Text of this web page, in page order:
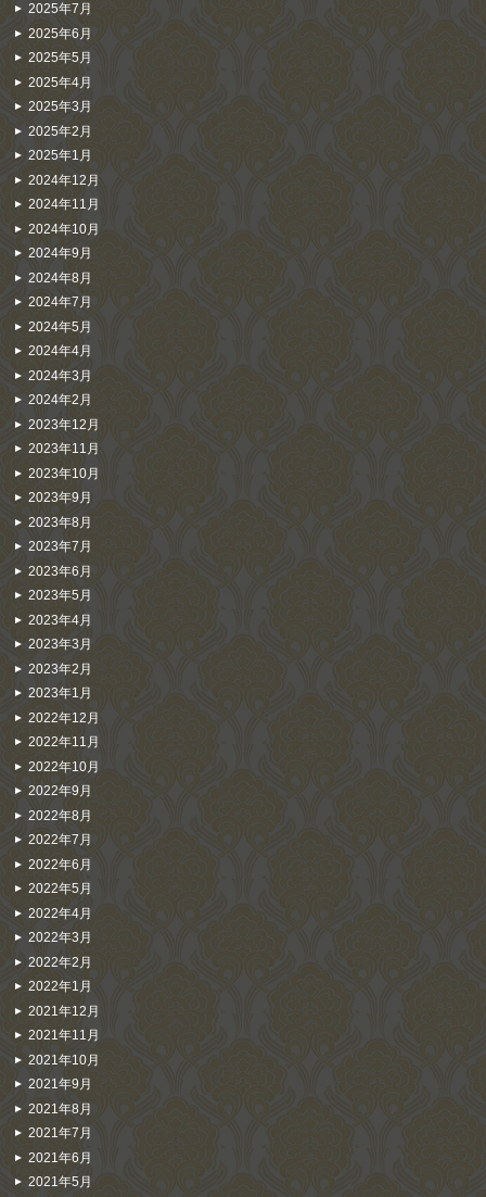
2025年7月
2025年6月
2025年5月
2025年4月
2025年3月
2025年2月
2025年1月
2024年12月
2024年11月
2024年10月
2024年9月
2024年8月
2024年7月
2024年5月
2024年4月
2024年3月
2024年2月
2023年12月
2023年11月
2023年10月
2023年9月
2023年8月
2023年7月
2023年6月
2023年5月
2023年4月
2023年3月
2023年2月
2023年1月
2022年12月
2022年11月
2022年10月
2022年9月
2022年8月
2022年7月
2022年6月
2022年5月
2022年4月
2022年3月
2022年2月
2022年1月
2021年12月
2021年11月
2021年10月
2021年9月
2021年8月
2021年7月
2021年6月
2021年5月